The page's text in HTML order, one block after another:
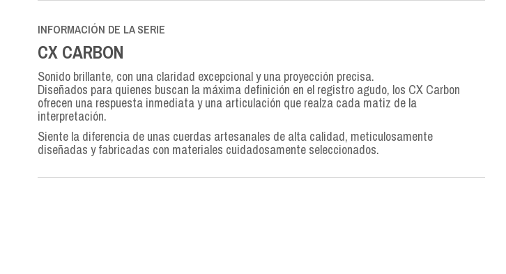
INFORMACIÓN DE LA SERIE
CX CARBON
Sonido brillante, con una claridad excepcional y una proyección precisa.
Diseñados para quienes buscan la máxima definición en el registro agudo, los CX Carbon
ofrecen una respuesta inmediata y una articulación que realza cada matiz de la
interpretación.
Siente la diferencia de unas cuerdas artesanales de alta calidad, meticulosamente
diseñadas y fabricadas con materiales cuidadosamente seleccionados.